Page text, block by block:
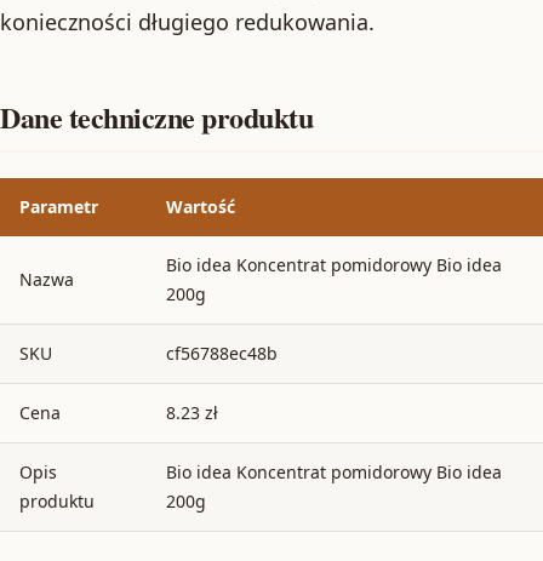
konieczności długiego redukowania.
Dane techniczne produktu
Parametr Wartość
Nazwa
Bio idea Koncentrat pomidorowy Bio idea
200g
SKU cf56788ec48b
Cena 8.23 zł
Opis
produktu
Bio idea Koncentrat pomidorowy Bio idea
200g